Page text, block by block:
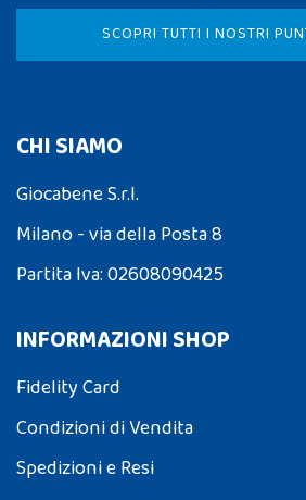
SCOPRI TUTTI I NOSTRI
CHI SIAMO
Giocabene S.r.l.
Milano - via della Posta 8
Partita Iva: 02608090425
INFORMAZIONI SHOP
Fidelity Card
Condizioni di Vendita
Spedizioni e Resi